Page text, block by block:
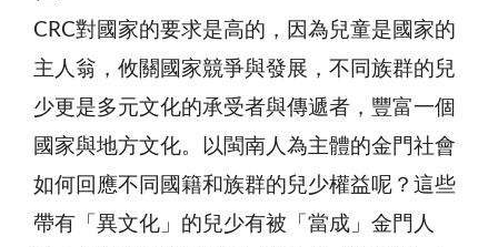
CRC對國家的要求是高的，因為兒童是國家的
主人翁，攸關國家競爭與發展，不同族群的兒
少更是多元文化的承受者與傳遞者，豐富一個
國家與地方文化。以閩南人為主體的金門社會
如何回應不同國籍和族群的兒少權益呢？這些
帶有「異文化」的兒少有被「當成」金門人